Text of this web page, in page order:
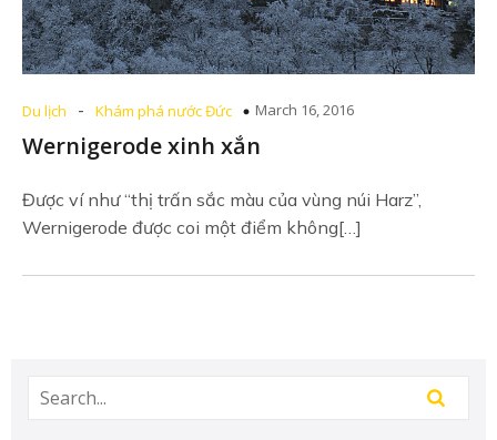
Du lịch - Khám phá nước Đức March 16, 2016
Wernigerode xinh xắn
Được ví như “thị trấn sắc màu của vùng núi Harz”,
Wernigerode được coi một điểm không[…]